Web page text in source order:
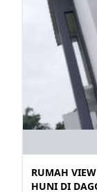
RUMAH
HUNI DI